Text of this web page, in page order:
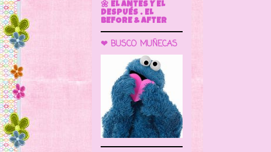
🌼 EL ANTES Y EL
DESPUÉS . EL
BEFORE & AFTER
❤ BUSCO MUÑECAS